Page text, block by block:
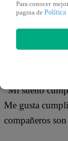
temporada 22
el premio de
“Mi sueño
Me gusta
compañeros
Para conocer
pagina de Política